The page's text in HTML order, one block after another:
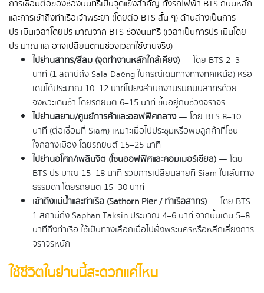
การเชื่อมต่อของช่องนนทรีเป็นจุดแข็งสำคัญ ทั้งรถไฟฟ้า BTS ถนนหลัก
และการเข้าถึงท่าเรือเจ้าพระยา (โดยต่อ BTS สั้น ๆ) ด้านล่างเป็นการ
ประเมินเวลาโดยประมาณจาก BTS ช่องนนทรี (เวลาเป็นการประเมินโดย
ประมาณ และอาจเปลี่ยนตามช่วงเวลาใช้งานจริง)
ไปย่านสาทร/สีลม (จุดทำงานหลักใกล้เคียง) — โดย BTS 2–3
นาที (1 สถานีถึง Sala Daeng ในกรณีเดินทางทางทิศเหนือ) หรือ
เดินได้ประมาณ 10–12 นาทีไปยังสำนักงานริมถนนสาทรด้วย
จังหวะเดินช้า โดยรถยนต์ 6–15 นาที ขึ้นอยู่กับช่วงจราจร
ไปย่านสยาม/ศูนย์การค้าและออฟฟิศกลาง — โดย BTS 8–10
นาที (ต่อเชื่อมที่ Siam) เหมาะเมื่อไปประชุมหรือพบลูกค้าที่โซน
ใจกลางเมือง โดยรถยนต์ 15–25 นาที
ไปย่านอโศก/เพลินจิต (โซนออฟฟิศและคอมเมอร์เชียล) — โดย
BTS ประมาณ 15–18 นาที รวมการเปลี่ยนสายที่ Siam ในเส้นทาง
ธรรมดา โดยรถยนต์ 15–30 นาที
เข้าถึงแม่น้ำและท่าเรือ (Sathorn Pier / ท่าเรือสาทร) — โดย BTS
1 สถานีถึง Saphan Taksin ประมาณ 4–6 นาที จากนั้นเดิน 5–8
นาทีถึงท่าเรือ ใช้เป็นทางเลือกเมื่อไปฝั่งพระนครหรือหลีกเลี่ยงการ
จราจรหนัก
ใช้ชีวิตในย่านนี้สะดวกแค่ไหน